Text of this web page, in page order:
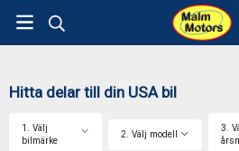
Hitta delar till din USA bil
1. Välj
bilmärke
2. Välj modell
3.